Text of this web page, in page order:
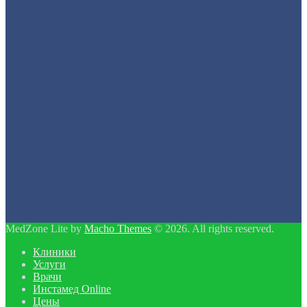
MedZone Lite by Macho Themes © 2026. All rights reserved.
Клиники
Услуги
Врачи
Инстамед Online
Цены